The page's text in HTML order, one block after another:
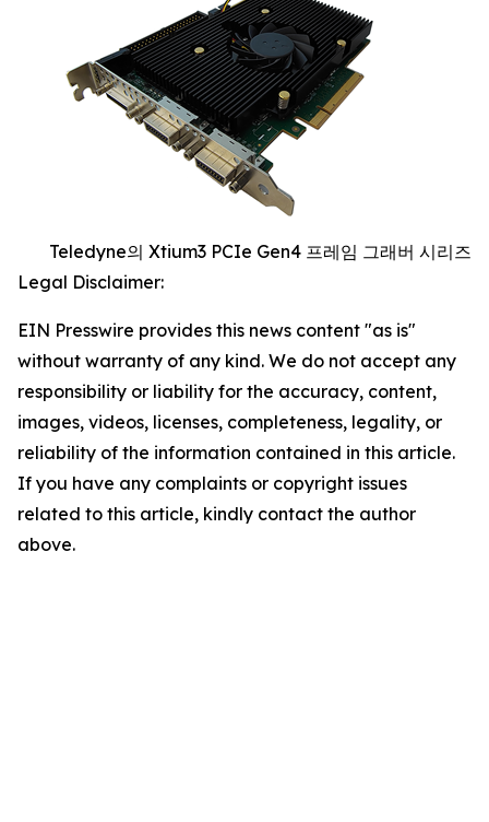
Teledyne의 Xtium3 PCIe Gen4 프레임 그래버 시리즈
Legal Disclaimer:
EIN Presswire provides this news content "as is"
without warranty of any kind. We do not accept any
responsibility or liability for the accuracy, content,
images, videos, licenses, completeness, legality, or
reliability of the information contained in this article.
If you have any complaints or copyright issues
related to this article, kindly contact the author
above.